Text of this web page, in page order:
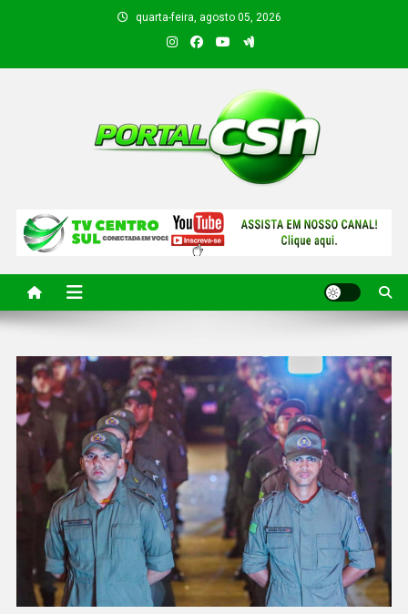
quarta-feira, agosto 05, 2026
PORTAL CSN